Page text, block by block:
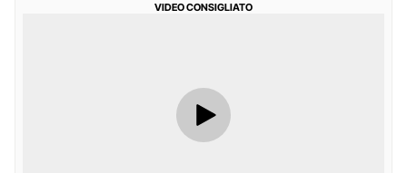
VIDEO CONSIGLIATO